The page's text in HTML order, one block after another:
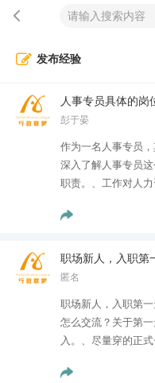
发布经验
人事专员具体的岗
彭于晏
作为一名人事专员
深入了解人事专员
职责。、工作对人
职场新人，入职第
匿名
职场新人，入职第
怎么交流？关于第
入。、尽量穿的正